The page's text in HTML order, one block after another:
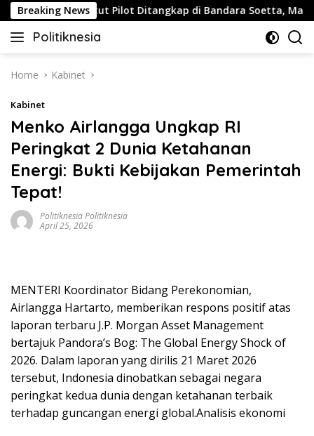
Skip
to
content
Breaking News
Buntut Pilot Ditangkap di Bandara Soetta, Malaysia
Politiknesia
Politiknesia.com
Home Kabinet
Kabinet
Menko Airlangga Ungkap RI
Peringkat 2 Dunia Ketahanan
Energi: Bukti Kebijakan Pemerintah
Tepat!
Politiknesia Politiknesia
April 25, 2026
MENTERI Koordinator Bidang Perekonomian,
Airlangga Hartarto, memberikan respons positif atas
laporan terbaru J.P. Morgan Asset Management
bertajuk Pandora’s Bog: The Global Energy Shock of
2026. Dalam laporan yang dirilis 21 Maret 2026
tersebut, Indonesia dinobatkan sebagai negara
peringkat kedua dunia dengan ketahanan terbaik
terhadap guncangan energi global.Analisis ekonomi